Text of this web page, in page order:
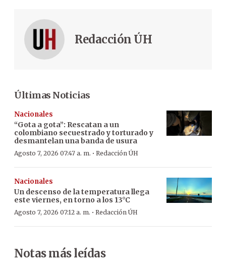
Redacción ÚH
Últimas Noticias
Nacionales
“Gota a gota”: Rescatan a un
colombiano secuestrado y torturado y
desmantelan una banda de usura
Agosto 7, 2026 07:47 a. m. · Redacción ÚH
Nacionales
Un descenso de la temperatura llega
este viernes, en torno a los 13°C
Agosto 7, 2026 07:12 a. m. · Redacción ÚH
Notas más leídas